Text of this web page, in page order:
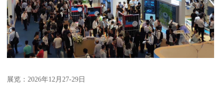
展览：2026年12月27-29日